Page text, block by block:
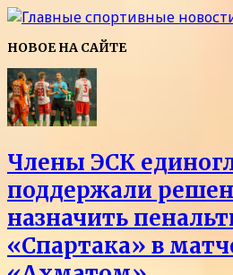
НОВОЕ НА САЙТЕ
Члены ЭСК
поддержали
назначить
«Спартака» в